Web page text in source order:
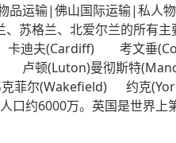
品运输|佛山国际运输|私人
兰、苏格兰、北爱尔兰的
迪夫(Cardiff) 考文垂
顿(Luton)曼彻斯特
尔(Wakefield) 约克(York)
口约6000万。英国是世界